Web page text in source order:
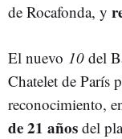
de Rocafonda, y
El nuevo 10 del
Chatelet de París
reconocimiento,
de 21 años del